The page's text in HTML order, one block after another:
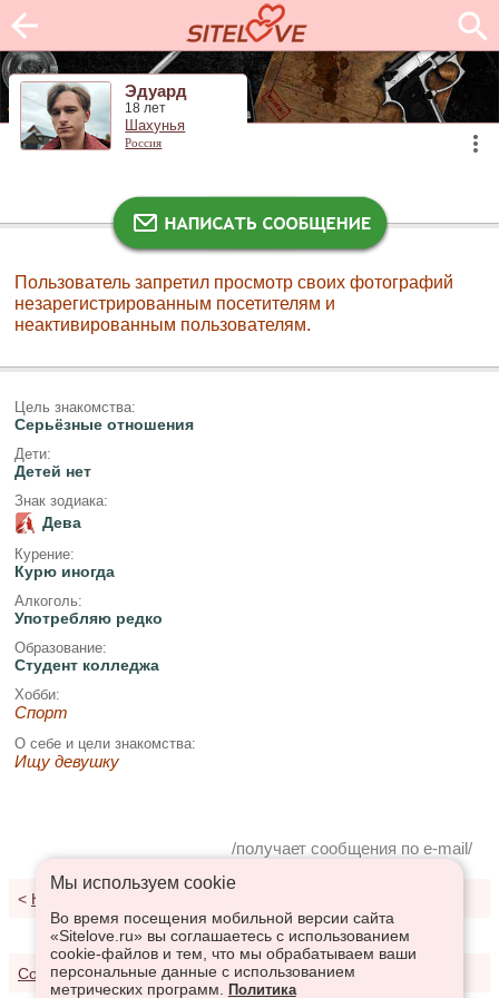
Эдуард
18 лет
Шахунья
Россия
Пользователь запретил просмотр своих фотографий
незарегистрированным посетителям и
неактивированным пользователям.
Цель знакомства:
Серьёзные отношения
Дети:
Детей нет
Знак зодиака:
Дева
Курение:
Курю иногда
Алкоголь:
Употребляю редко
Образование:
Студент колледжа
Хобби:
Спорт
О себе и цели знакомства:
Ищу девушку
/получает сообщения по e-mail/
< К результатам поиска
Соглашение о предоставлении услуг
Мы используем сookie
Во время посещения мобильной версии сайта
«Sitelove.ru» вы соглашаетесь с использованием
cookie-файлов и тем, что мы обрабатываем ваши
персональные данные с использованием
метрических программ.
Политика